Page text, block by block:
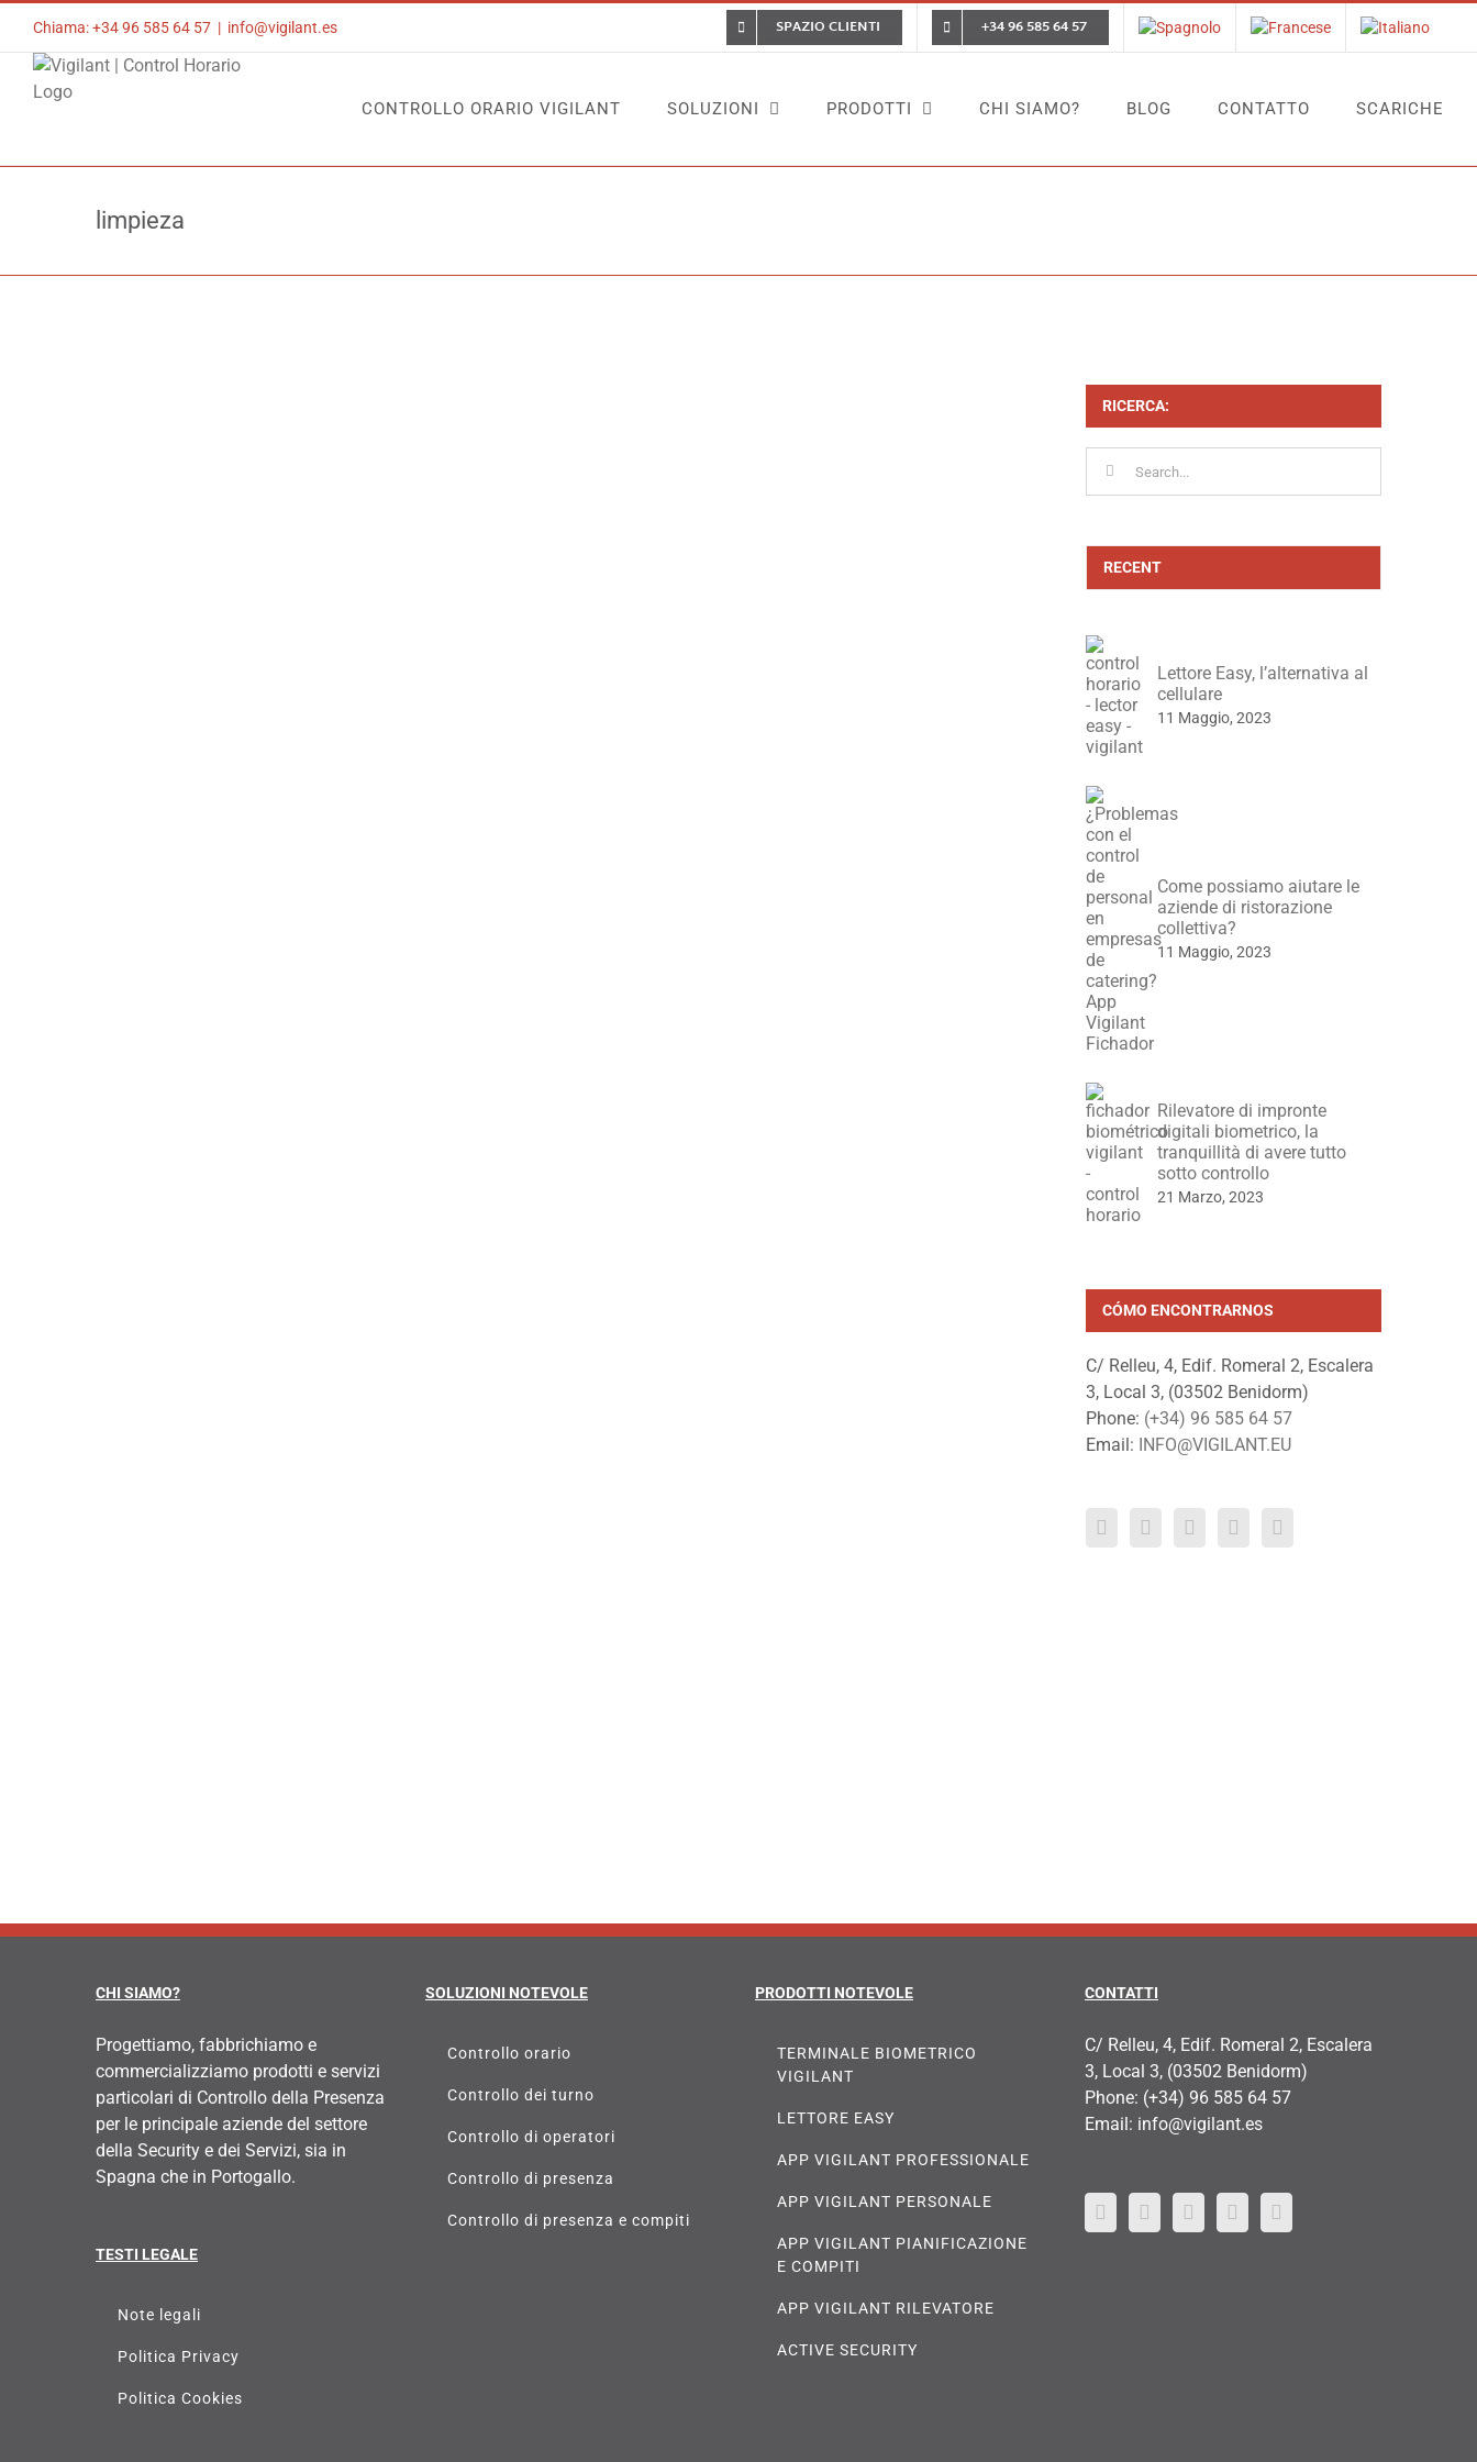
content
Chiama: +34 96 585 64 57 | info@vigilant.es SPAZIO CLIENTI +34 96 585 64 57
CONTROLLO ORARIO VIGILANT SOLUZIONI PRODOTTI CHI SIAMO? BLOG CONTATTO SCARICHE
limpieza
RICERCA:
RECENT
Lettore Easy, l’alternativa al
cellulare
11 Maggio, 2023
Come possiamo aiutare le
aziende di ristorazione
collettiva?
11 Maggio, 2023
Rilevatore di impronte
digitali biometrico, la
tranquillità di avere tutto
sotto controllo
21 Marzo, 2023
CÓMO ENCONTRARNOS
C/ Relleu, 4, Edif. Romeral 2, Escalera
3, Local 3, (03502 Benidorm)
Phone: (+34) 96 585 64 57
Email: INFO@VIGILANT.EU
CHI SIAMO?
Progettiamo, fabbrichiamo e
commercializziamo prodotti e servizi
particolari di Controllo della Presenza
per le principale aziende del settore
della Security e dei Servizi, sia in
Spagna che in Portogallo.
TESTI LEGALE
Note legali
Politica Privacy
Politica Cookies
SOLUZIONI NOTEVOLE
Controllo orario
Controllo dei turno
Controllo di operatori
Controllo di presenza
Controllo di presenza e compiti
PRODOTTI NOTEVOLE
TERMINALE BIOMETRICO
VIGILANT
LETTORE EASY
APP VIGILANT PROFESSIONALE
APP VIGILANT PERSONALE
APP VIGILANT PIANIFICAZIONE
E COMPITI
APP VIGILANT RILEVATORE
ACTIVE SECURITY
CONTATTI
C/ Relleu, 4, Edif. Romeral 2, Escalera
3, Local 3, (03502 Benidorm)
Phone: (+34) 96 585 64 57
Email: info@vigilant.es